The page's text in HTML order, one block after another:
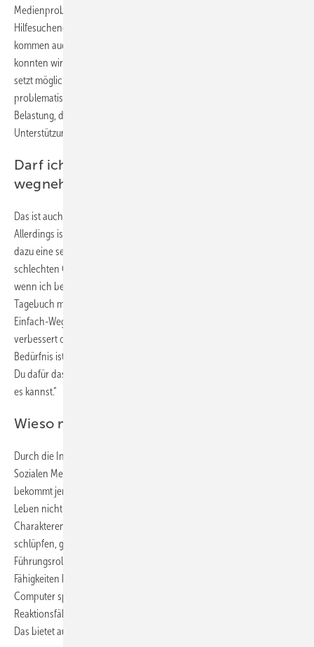
Medienproblematik bei uns in der Beratungsstelle hier in Singen. Die
Hilfesuchenden kamen meist aus dem familiären Umfeld. Eltern
kommen auch direkt mit ihren Kindern. Mit wenigen Gesprächen
konnten wir schon eine Verbesserung erreichen. Unsere Beratung
setzt möglichst früh an, nicht wenn das Verhalten schon
problematisch ist. Wenn Betroffene und Angehörige sehen, es ist eine
Belastung, dann geben wir in der Suchtstelle kostenlose
Unterstützung. Wir unterliegen natürlich auch der Schweigepflicht.
Darf ich im Betrieb das Handy einfach
wegnehmen?
Das ist auch eine rechtliche Frage, die ich nicht beantworten kann.
Allerdings ist das Handy für viele Menschen sehr wichtig. Sie haben
dazu eine sehr emotionale Bindung. Es ist immer da – auch bei
schlechten Gefühlen. Es lenkt mich ab und ich fühle mich besser,
wenn ich bestimmte Dinge konsumiere. Das Gerät ist wie ein
Tagebuch mit Bildern, Nachrichten und persönlichen Kontakten. Mit
Einfach-Wegnehmen erreicht man kein Ergebnis, das die Beziehung
verbessert oder das Verhalten ändert. Das muss man erklären: „Mein
Bedürfnis ist, dass Du hier sicher arbeitest und ich wünsche mir, dass
Du dafür das Handy auf die Seite legst. Versuch mir zu zeigen, dass Du
es kannst.“
Wieso macht Computerspielen süchtig?
Durch die Interaktion im Internet, ob beim Spielen oder in den
Sozialen Medien, können positive Gefühle aktiviert werden. Da
bekommt jemand die Anerkennung, die er braucht und im realen
Leben nicht bekommt. Bei Online-Spielen gibt es eine große Vielfalt an
Charakteren. Die Spieler können in eine andere Persönlichkeit
schlüpfen, größer und stärker sein als im echten Leben,
Führungsrollen einnehmen. Oder sich mit Geld noch besondere
Fähigkeiten kaufen. Man weiß aber auch, dass Menschen, die viel
Computer spielen, gut im logischen Denken sind, eine schnelle
Reaktionsfähigkeit haben und eine gute motorische Fingerfertigkeit.
Das bietet auch Chancen für die Arbeitswelt.